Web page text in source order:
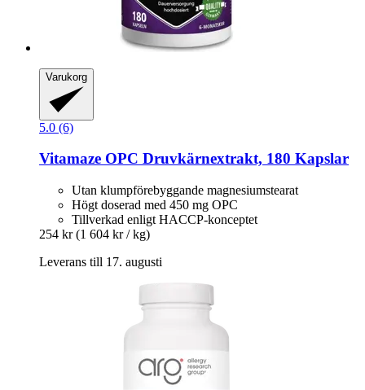
Varukorg
5.0 (6)
Vitamaze OPC Druvkärnextrakt, 180 Kapslar
Utan klumpförebyggande magnesiumstearat
Högt doserad med 450 mg OPC
Tillverkad enligt HACCP-konceptet
254 kr (1 604 kr / kg)
Leverans till 17. augusti